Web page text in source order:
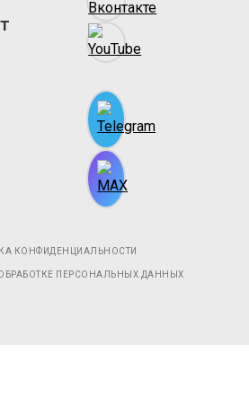
КОНФИДЕНЦИАЛЬНОСТИ
ПЕРСОНАЛЬНЫХ ДАННЫХ